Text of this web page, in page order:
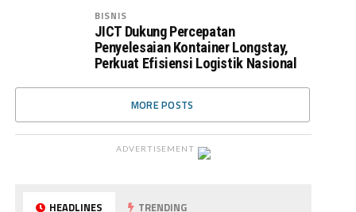
BISNIS
JICT Dukung Percepatan
Penyelesaian Kontainer Longstay,
Perkuat Efisiensi Logistik Nasional
MORE POSTS
ADVERTISEMENT
HEADLINES TRENDING